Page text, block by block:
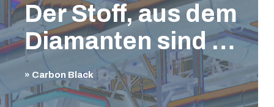
Der Stoff, aus dem
Diamanten sind …
» Carbon Black